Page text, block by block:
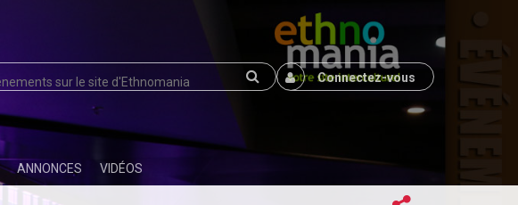
Connectez-vous
ANNONCES VIDÉOS